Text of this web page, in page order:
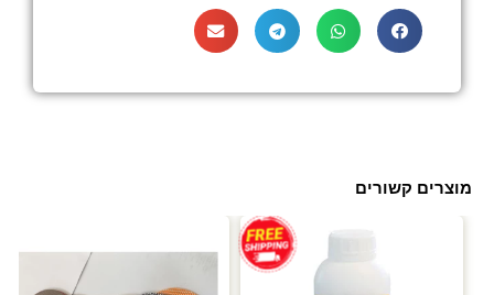
מוצרים קשורים